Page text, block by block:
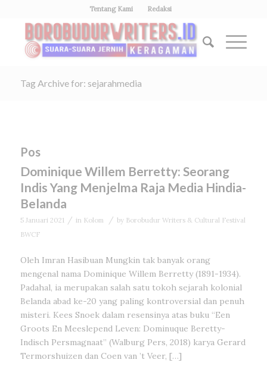
Tentang Kami Redaksi
Tag Archive for: sejarahmedia
Pos
Dominique Willem Berretty: Seorang
Indis Yang Menjelma Raja Media Hindia-
Belanda
5 Januari 2021 / in Kolom / by Borobudur Writers & Cultural Festival
BWCF
Oleh Imran Hasibuan Mungkin tak banyak orang
mengenal nama Dominique Willem Berretty (1891-1934).
Padahal, ia merupakan salah satu tokoh sejarah kolonial
Belanda abad ke-20 yang paling kontroversial dan penuh
misteri. Kees Snoek dalam resensinya atas buku “Een
Groots En Meeslepend Leven: Dominuque Beretty-
Indisch Persmagnaat” (Walburg Pers, 2018) karya Gerard
Termorshuizen dan Coen van ’t Veer, […]